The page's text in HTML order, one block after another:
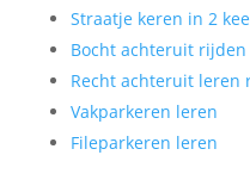
Straatje keren in 2
Bocht achteruit rijden
Recht achteruit leren
Vakparkeren leren
Fileparkeren leren